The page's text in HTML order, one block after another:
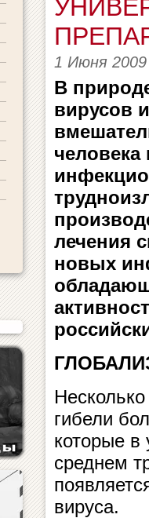
1 Июня 2009
В
вирусов
лечения
новых
гибели
которые в
среднем
вируса.